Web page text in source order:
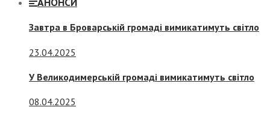
Завтра в Броварській громаді вимикатимуть світло
23.04.2025
У Великодимерській громаді вимикатимуть світло
08.04.2025